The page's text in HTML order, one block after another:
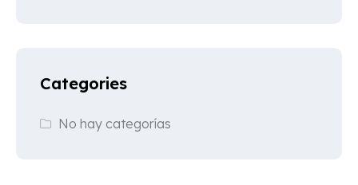
Categories
No hay categorías